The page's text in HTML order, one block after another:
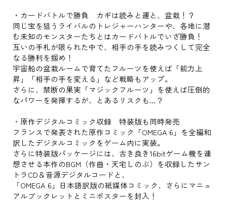
・カードバトルで勝負 カギは読みと運と、盆栽！？
同じ宝を狙うライバルのトレジャーハンターや、各地に潜
む未知のモンスターたちとはカードバトルでいざ勝負！
互いの手札が限られた中で、相手の手を読みつくして完全
なる勝利を掴め！
宇宙船の盆栽ルームで育てたフルーツを使えば「能力上
昇」「相手の手を変える」など戦略もアップ。
さらに、禁断の果実「マジックフルーツ」を使えば圧倒的
なパワーを発揮するが、とあるリスクも…？
・原作デジタルコミック収録 特装版も同時発売
フランスで発表された原作コミック「OMEGA 6」を全編和
訳したデジタルコミックをゲーム内に実装。
さらに特装版パッケージには、古き良き16bitゲーム機を連
想させる本作のBGM（作曲・天宅しのぶ）を収録したサン
トラCD＆音源デジタルコードと、
「OMEGA 6」日本語訳版の紙媒体コミック、さらにマニュ
アルブックレットとミニポスターを封入！